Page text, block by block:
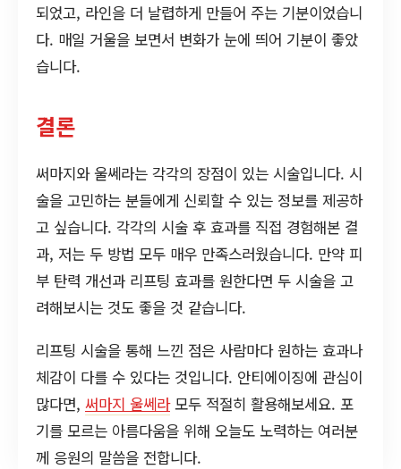
되었고, 라인을 더 날렵하게 만들어 주는 기분이었습니
다. 매일 거울을 보면서 변화가 눈에 띄어 기분이 좋았
습니다.
결론
써마지와 울쎄라는 각각의 장점이 있는 시술입니다. 시
술을 고민하는 분들에게 신뢰할 수 있는 정보를 제공하
고 싶습니다. 각각의 시술 후 효과를 직접 경험해본 결
과, 저는 두 방법 모두 매우 만족스러웠습니다. 만약 피
부 탄력 개선과 리프팅 효과를 원한다면 두 시술을 고
려해보시는 것도 좋을 것 같습니다.
리프팅 시술을 통해 느낀 점은 사람마다 원하는 효과나
체감이 다를 수 있다는 것입니다. 안티에이징에 관심이
많다면, 써마지 울쎄라모두 적절히 활용해보세요. 포
기를 모르는 아름다움을 위해 오늘도 노력하는 여러분
께 응원의 말씀을 전합니다.